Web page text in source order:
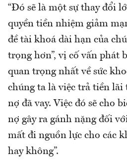
“Đó sẽ là một sự thay đổi
quyền tiền nhiệm giảm
đề tài khoá dài hạn của
trọng hơn”, vị cố vấn phát
quan trọng nhất về sức
chúng ta là việc trả tiền lãi
nợ đã vay. Việc đó sẽ cho
nợ gây ra gánh nặng đối
mất đi nguồn lực cho các
hay không”.